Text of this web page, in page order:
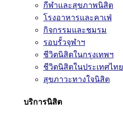
กีฬาและสุขภาพนิสิต
โรงอาหารและคาเฟ่
กิจกรรมและชมรม
รอบรั้วจุฬาฯ
ชีวิตนิสิตในกรุงเทพฯ
ชีวิตนิสิตในประเทศไทย
สุขภาวะทางใจนิสิต
บริการนิสิต